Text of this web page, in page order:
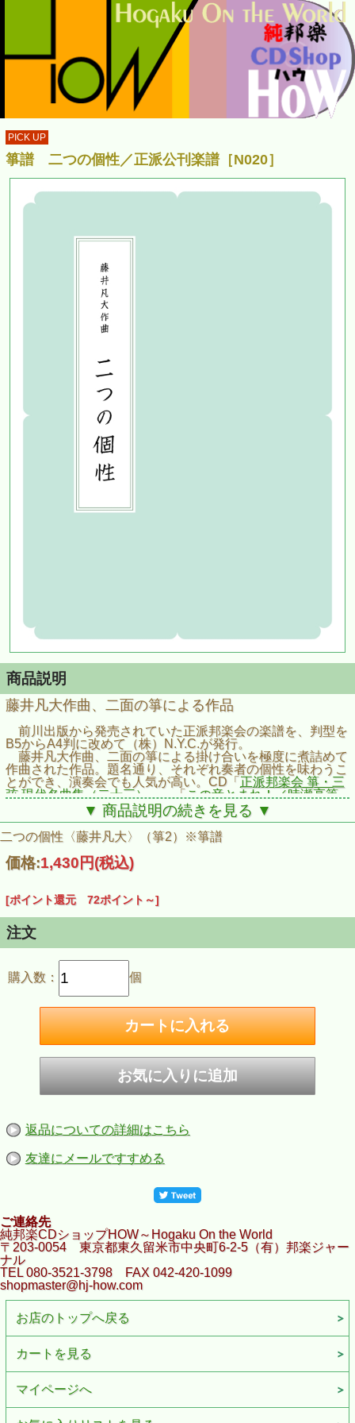
PICK UP
箏譜 二つの個性／正派公刊楽譜［N020］
商品説明
藤井凡大作曲、二面の箏による作品
前川出版から発売されていた正派邦楽会の楽譜を、判型を
B5からA4判に改めて（株）N.Y.C.が発行。
藤井凡大作曲、二面の箏による掛け合いを極度に煮詰めて
作曲された作品。題名通り、それぞれ奏者の個性を味わうこ
とができ、演奏会でも人気が高い。CD「 正派邦楽会 箏・三
弦 現代名曲集（二十三）」、「この音とまれ！／時瀬高等
」などに収録。
▼ 商品説明の続きを見る ▼
二つの個性〈藤井凡大〉（箏2）※箏譜
価格:1,430円(税込)
[ポイント還元 72ポイント～]
注文
購入数： 個
返品についての詳細はこちら
友達にメールですすめる
ご連絡先
純邦楽CDショップHOW～Hogaku On the World
〒203-0054 東京都東久留米市中央町6-2-5（有）邦楽ジャー
ナル
TEL 080-3521-3798 FAX 042-420-1099
shopmaster@hj-how.com
お店のトップへ戻る
カートを見る
マイページへ